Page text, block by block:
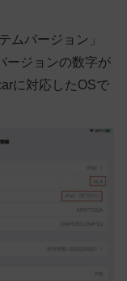
ムバージョン」
ージョンの数字が
に対応したOSで